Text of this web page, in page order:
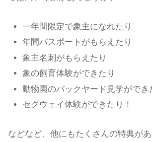
一年間限定で象主になれたり
年間パスポートがもらえたり
象主名刺がもらえたり
象の飼育体験ができたり
動物園のバックヤード見学ができ
セグウェイ体験ができたり！
などなど、他にもたくさんの特典があ